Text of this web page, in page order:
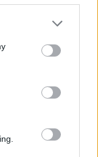
or more Google
You may click to
party tags to
in below Google
pofájukba, hogy
Egyházi
tudják, arra az